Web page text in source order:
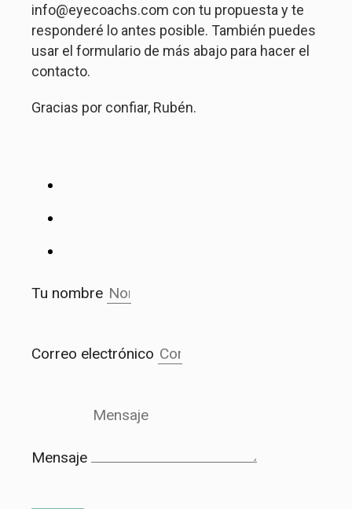
info@eyecoachs.com con tu propuesta y te
responderé lo antes posible. También puedes
usar el formulario de más abajo para hacer el
contacto.
Gracias por confiar, Rubén.
Tu nombre
Correo electrónico
Mensaje